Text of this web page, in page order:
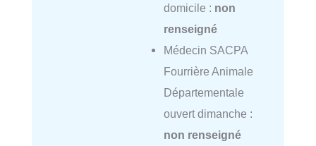
domicile : non
renseigné
Médecin SACPA
Fourrière Animale
Départementale
ouvert dimanche :
non renseigné